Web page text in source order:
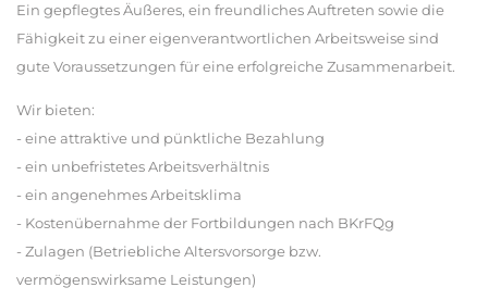
Ein gepflegtes Äußeres, ein freundliches Auftreten sowie die
Fähigkeit zu einer eigenverantwortlichen Arbeitsweise sind
gute Voraussetzungen für eine erfolgreiche Zusammenarbeit.
Wir bieten:
- eine attraktive und pünktliche Bezahlung
- ein unbefristetes Arbeitsverhältnis
- ein angenehmes Arbeitsklima
- Kostenübernahme der Fortbildungen nach BKrFQg
- Zulagen (Betriebliche Altersvorsorge bzw.
vermögenswirksame Leistungen)